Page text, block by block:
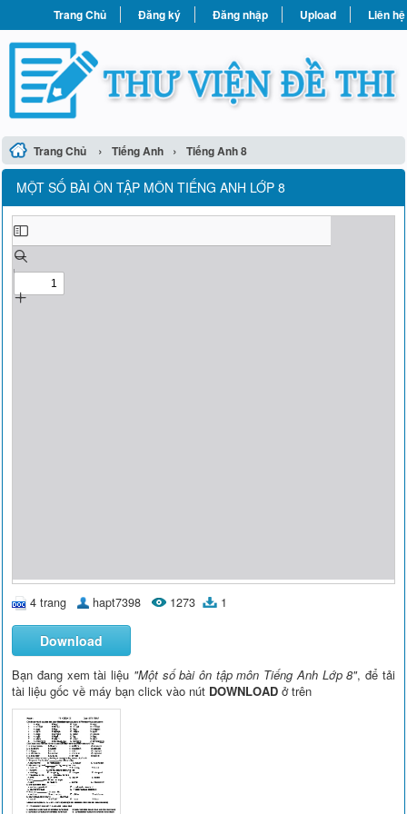
Trang Chủ Đăng ký Đăng nhập Upload Liên hệ
Trang Chủ › Tiếng Anh › Tiếng Anh 8
MỘT SỐ BÀI ÔN TẬP MÔN TIẾNG ANH LỚP 8
4 trang hapt7398 1273 1
Download
Bạn đang xem tài liệu "Một số bài ôn tập môn Tiếng Anh Lớp 8", để tải
tài liệu gốc về máy bạn click vào nút DOWNLOAD ở trên